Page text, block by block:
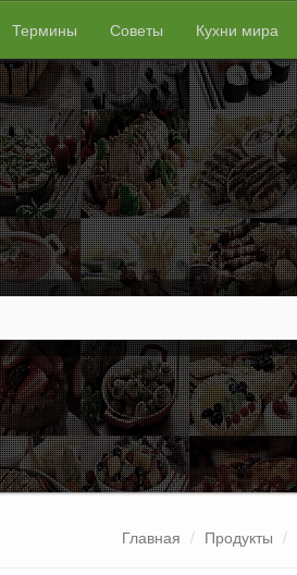
Термины Советы Кухни мира
Главная Продукты